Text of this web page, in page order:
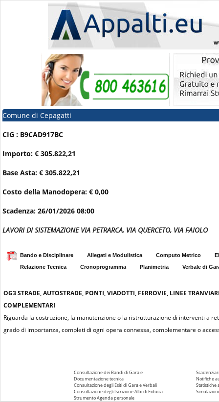
Comune di Cepagatti
CIG : B9CAD917BC
Importo: € 305.822,21
Base Asta: € 305.822,21
Costo della Manodopera: € 0,00
Scadenza: 26/01/2026 08:00
LAVORI DI SISTEMAZIONE VIA PETRARCA, VIA QUERCETO, VIA FAIOLO
Bando e Disciplinare Allegati e Modulistica Computo Metrico
Relazione Tecnica
Cronoprogramma Planimetria Verbale di
OG3STRADE, AUTOSTRADE, PONTI, VIADOTTI, FERROVIE, LINEE
COMPLEMENTARI
Riguarda la costruzione, la manutenzione o la ristrutturazione di interventi a
grado di importanza, completi di ogni opera connessa, complementare o
Consultazione dei Bandi di Gara e
Documentazione tecnica
Consultazione degli Esiti di Gara e Verbali
Consultazione degli Iscrizione Albi di Fiducia
Strumento Agenda personale
Notifiche
Statistiche